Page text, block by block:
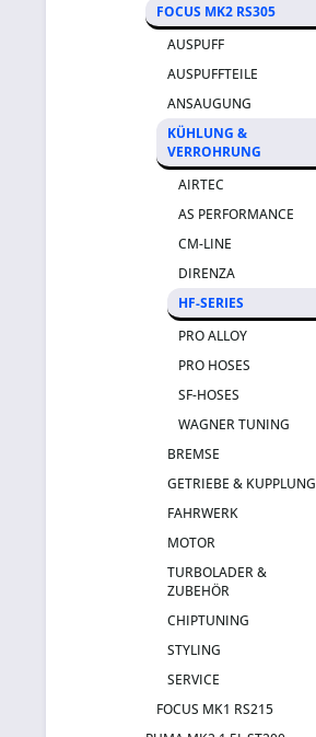
FOCUS MK2 RS305
AUSPUFF
AUSPUFFTEILE
ANSAUGUNG
KÜHLUNG &
VERROHRUNG
AIRTEC
AS PERFORMANCE
CM-LINE
DIRENZA
HF-SERIES
PRO ALLOY
PRO HOSES
SF-HOSES
WAGNER TUNING
BREMSE
GETRIEBE & KUPPLUNG
FAHRWERK
MOTOR
TURBOLADER &
ZUBEHÖR
CHIPTUNING
STYLING
SERVICE
FOCUS MK1 RS215